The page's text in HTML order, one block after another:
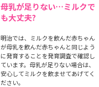
母乳が足りない…ミルクで
も大丈夫?
明治では、ミルクを飲んだ赤ちゃん
が母乳を飲んだ赤ちゃんと同じよう
に発育することを発育調査で確認し
ています。母乳が足りない場合は、
安心してミルクを飲ませてあげてく
ださい。